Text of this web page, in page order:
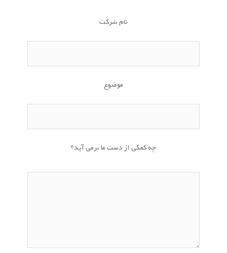
نام شرکت
موضوع
چه کمکی از دست ما برمی آید؟